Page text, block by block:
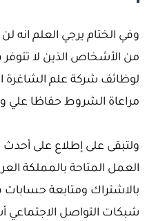
وفي الختام يرجي العلم انه
من الأشخاص الذين لا
لوظائف شركة علم الشاغرة
مراعاة الشروط حفاظا علي
ولتبقى على إطلاع على
العمل المتاحة بالمملكة
بالاشتراك ومتابعة
شبكات التواصل الاجتماعي